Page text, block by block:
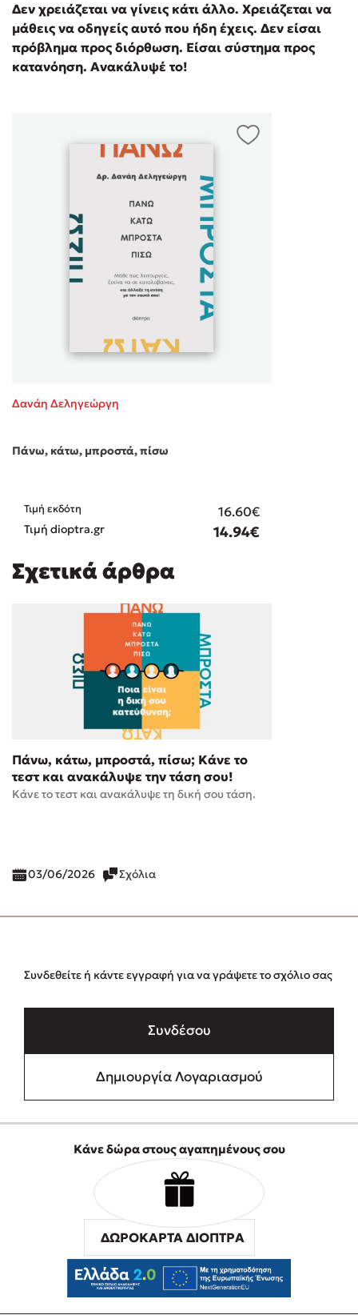
Δεν χρειάζεται να γίνεις κάτι άλλο. Χρειάζεται να
μάθεις να οδηγείς αυτό που ήδη έχεις. Δεν είσαι
πρόβλημα προς διόρθωση. Είσαι σύστημα προς
κατανόηση. Ανακάλυψέ το!
Δανάη Δεληγεώργη
Πάνω, κάτω, μπροστά, πίσω
Τιμή εκδότη 16.60€
Τιμή dioptra.gr 14.94€
Σχετικά άρθρα
Πάνω, κάτω, μπροστά, πίσω; Κάνε το
τεστ και ανακάλυψε την τάση σου!
Κάνε το τεστ και ανακάλυψε τη δική σου τάση.
03/06/2026 Σχόλια
Συνδεθείτε ή κάντε εγγραφή για να γράψετε το σχόλιο σας
Συνδέσου
Δημιουργία Λογαριασμού
Κάνε δώρα στους αγαπημένους σου
ΔΩΡΟΚΑΡΤΑ ΔΙΟΠΤΡΑ